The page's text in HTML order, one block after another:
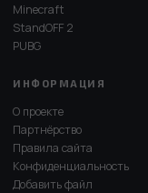
Minecraft
StandOFF 2
PUBG
ИНФОРМАЦИЯ
О проекте
Партнёрство
Правила сайта
Конфиденциальность
Добавить файл